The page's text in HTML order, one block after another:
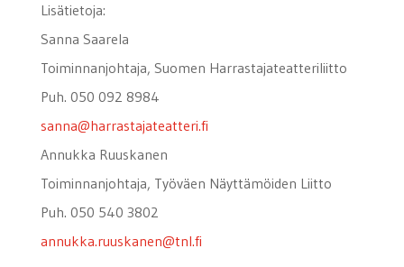
Lisätietoja:
Sanna Saarela
Toiminnanjohtaja, Suomen Harrastajateatteriliitto
Puh. 050 092 8984
sanna@harrastajateatteri.fi
Annukka Ruuskanen
Toiminnanjohtaja, Työväen Näyttämöiden Liitto
Puh. 050 540 3802
annukka.ruuskanen@tnl.fi